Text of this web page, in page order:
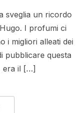
sveglia un ricordo
I profumi ci
i migliori alleati dei
pubblicare questa
era il […]